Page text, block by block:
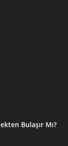
Bulaşır Mı?